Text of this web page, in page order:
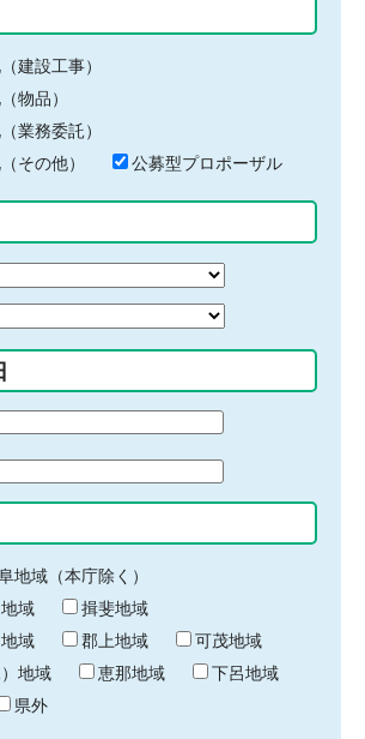
建設工事）
物品）
業務委託）
その他）
公募型プロポーザル
地域（本庁除く）
域
揖斐地域
域
郡上地域
可茂地域
地域
恵那地域
下呂地域
県外